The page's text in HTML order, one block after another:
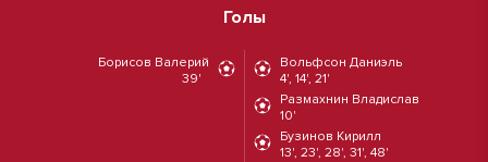
Голы
Борисов Валерий
39'
Вольфсон Даниэль
4', 14', 21'
Размахнин Владислав
10'
Бузинов Кирилл
13', 23', 28', 31', 48'